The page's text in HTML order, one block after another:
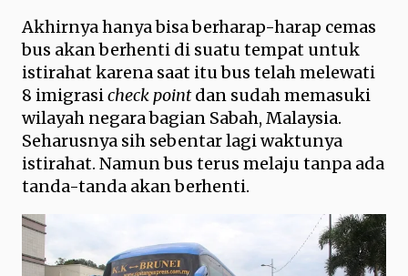
Akhirnya hanya bisa berharap-harap cemas
bus akan berhenti di suatu tempat untuk
istirahat karena saat itu bus telah melewati
8 imigrasicheck pointdan sudah memasuki
wilayah negara bagian Sabah, Malaysia.
Seharusnya sih sebentar lagi waktunya
istirahat. Namun bus terus melaju tanpa ada
tanda-tanda akan berhenti.